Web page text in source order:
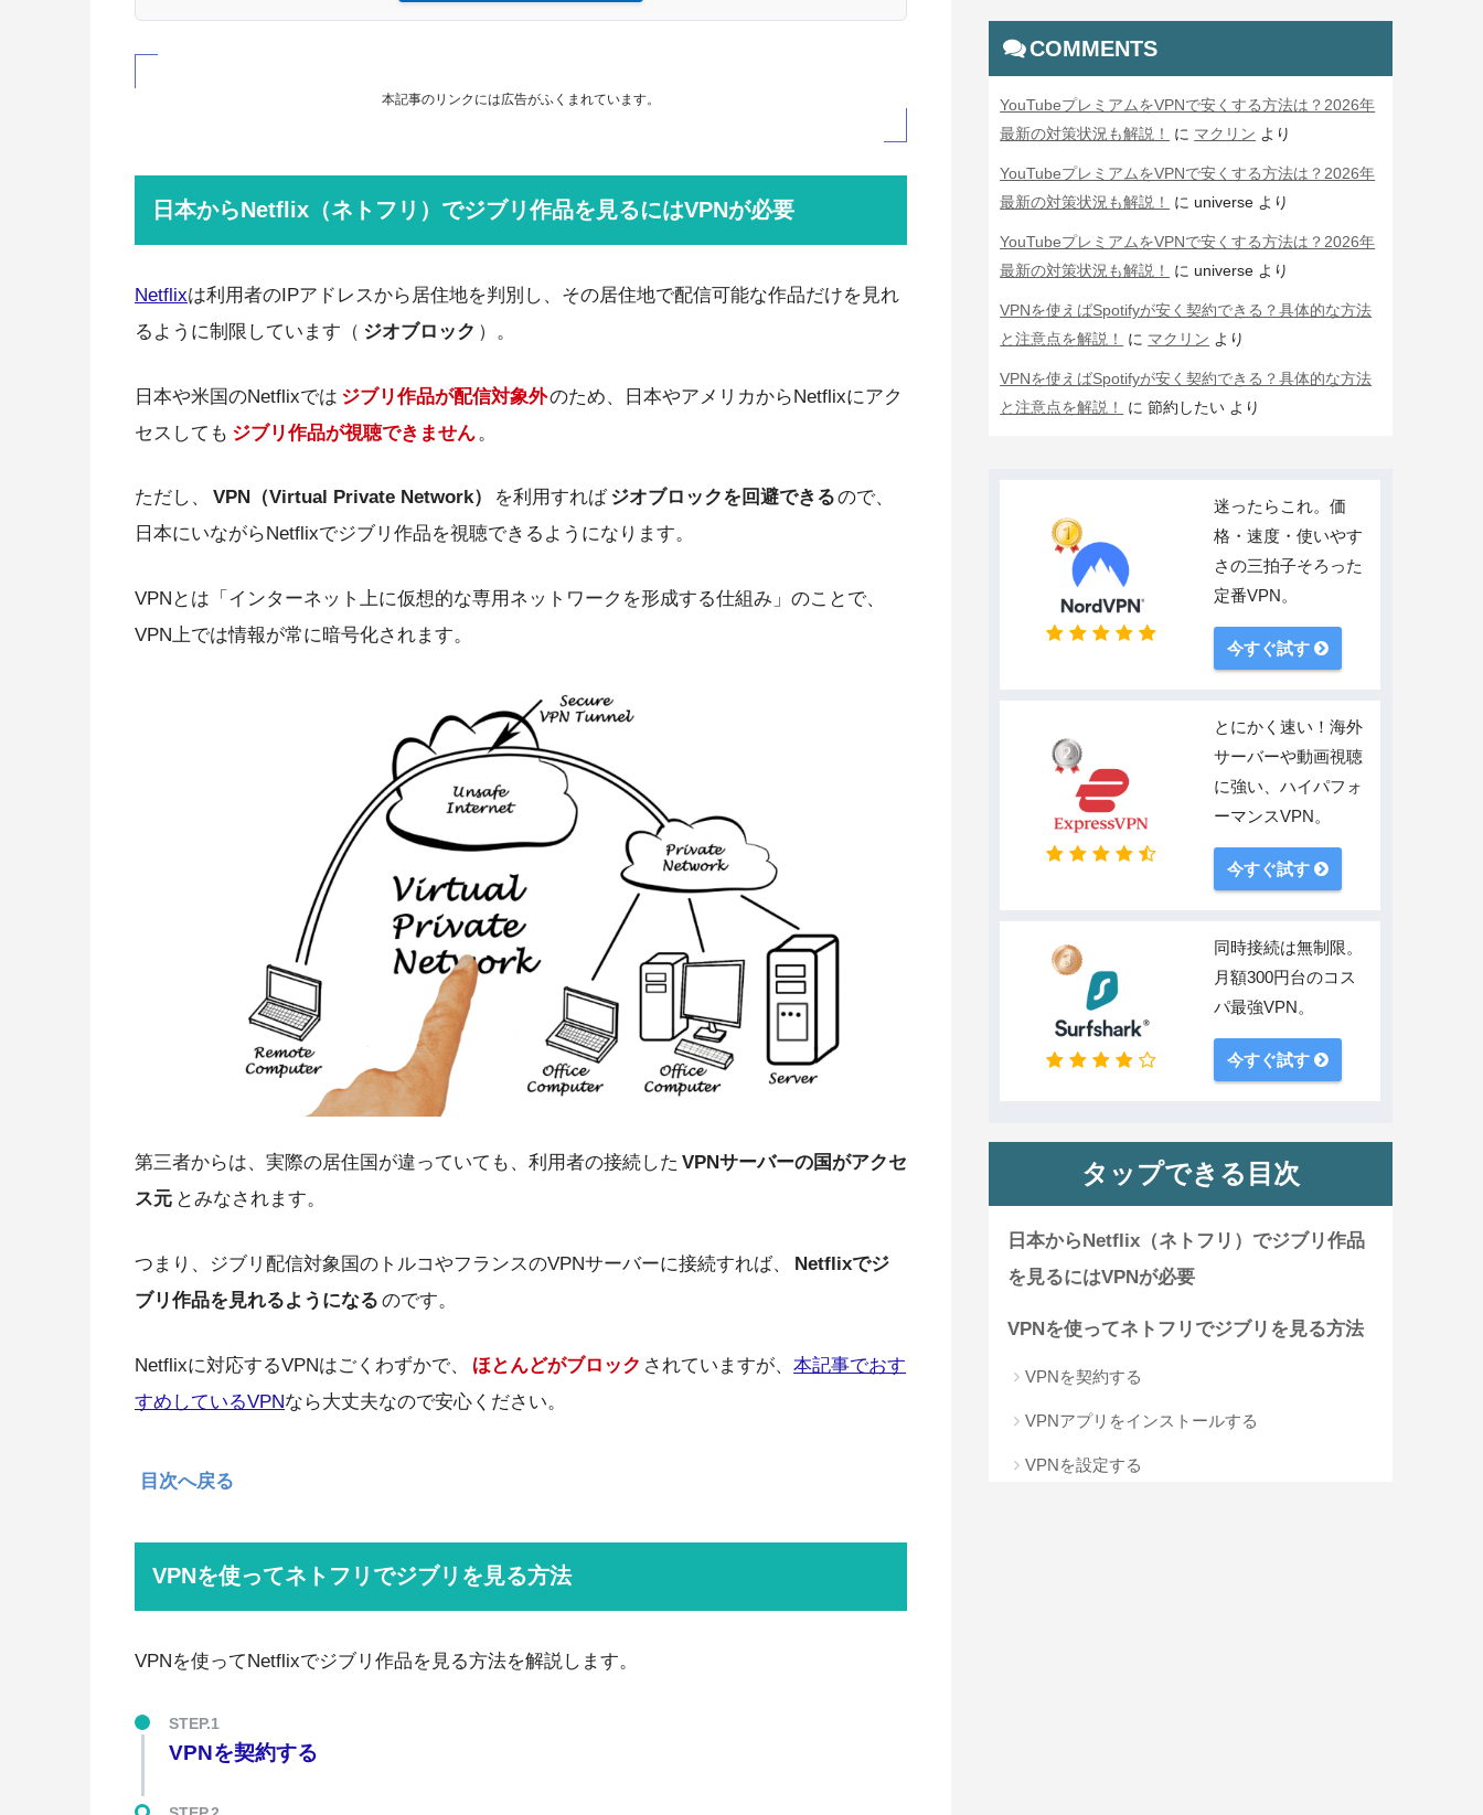
本記事のリンクには広告がふくまれています。
日本からNetflix（ネトフリ）でジブリ作品を見るにはVPNが必要
Netflixは利用者のIPアドレスから居住地を判別し、その居住地で配信可能な作品だけを見れ
るように制限しています（ ジオブロック ）。
日本や米国のNetflixでは ジブリ作品が配信対象外のため、日本やアメリカからNetflixにアク
セスしても ジブリ作品が視聴できません 。
ただし、 VPN（Virtual Private Network） を利用すれば ジオブロックを回避できるので、
日本にいながらNetflixでジブリ作品を視聴できるようになります。
VPNとは「インターネット上に仮想的な専用ネットワークを形成する仕組み」のことで、
VPN上では情報が常に暗号化されます。
第三者からは、実際の居住国が違っていても、利用者の接続した VPNサーバーの国がアクセ
ス元 とみなされます。
つまり、ジブリ配信対象国のトルコやフランスのVPNサーバーに接続すれば、
Netflixでジ
ブリ作品を見れるようになる のです。
Netflixに対応するVPNはごくわずかで、 ほとんどがブロック されていますが、本記事でおす
すめしているVPNなら大丈夫なので安心ください。
目次へ戻る
VPNを使ってネトフリでジブリを見る方法
VPNを使ってNetflixでジブリ作品を見る方法を解説します。
STEP.1
VPNを契約する
COMMENTS
YouTubeプレミアムをVPNで安くする方法は？2026年
最新の対策状況も解説！
に マクリン より
YouTubeプレミアムをVPNで安くする方法は？2026年
最新の対策状況も解説！
に universe より
YouTubeプレミアムをVPNで安くする方法は？2026年
最新の対策状況も解説！
に universe より
VPNを使えばSpotifyが安く契約できる？具体的な方法
と注意点を解説！
に マクリン より
VPNを使えばSpotifyが安く契約できる？具体的な方法
と注意点を解説！
に節約したい より
迷ったらこれ。価
格・速度・使いやす
さの三拍子そろった
定番VPN。
今すぐ試す
とにかく速い！海外
サーバーや動画視聴
に強い、ハイパフォ
ーマンスVPN。
今すぐ試す
同時接続は無制限。
月額300円台のコス
パ最強VPN。
今すぐ試す
タップできる目次
日本からNetflix（ネトフリ）でジブリ作品
を見るにはVPNが必要
VPNを使ってネトフリでジブリを見る方法
VPNを契約する
VPNアプリをインストールする
VPNを設定する